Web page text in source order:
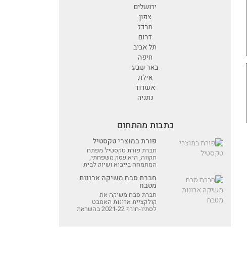
ירושלים
צפון
מרכז
דרום
תל אביב
חיפה
באר שבע
אילת
אשדוד
נתניה
כתבות מהתחום
פורת במוצרי טקסטיל
חברת פורת טקסטיל מפתח
תקווה, היא עסק משפחתי,
המתמחה בייבוא ושיוק לבית
חברת סבח משיקה ארונות
מטבח
חברת סבח משיקה את
קולקציית ארונות האמבט
לסתיו-חורף 2021-22 בהשראת